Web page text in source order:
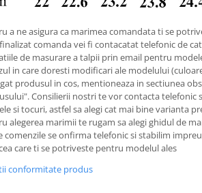
a ne asigura ca marimea comandata ti se
comanda vei fi contacatat telefonic de
de masurare a talpii prin email pentru
in care doresti modificari ale modelului
produsul in cos, mentioneaza in sectiunea
Consilierii nostri te vor contacta telefonic
si tocuri, astfel sa alegi cat mai bine varianta
alegerea marimii te rugam sa alegi ghidul de
comenzile se onfirma telefonic si stabilim
care ti se potriveste pentru modelul ales
conformitate produs